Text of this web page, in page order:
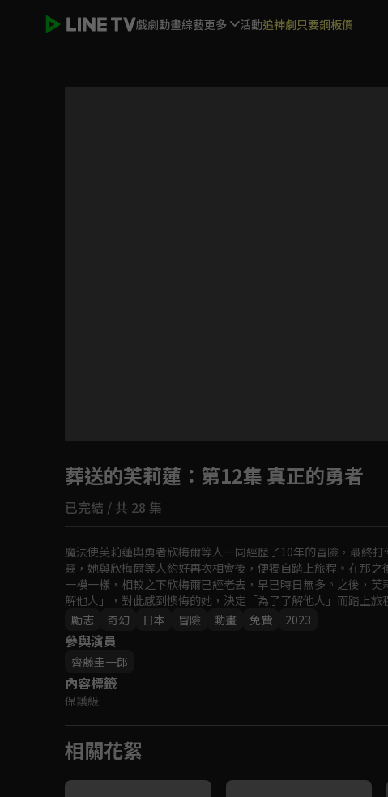
戲劇動畫綜藝更多 活動追神劇只要銅板價
如有不便請見諒
葬送的芙莉蓮 ：第12集 真正的勇者
已完結 / 共 28 集
魔法使芙莉蓮與勇者欣梅爾等人一同經歷了10年的冒險，最終
靈，她與欣梅爾等人約好再次相會後，便獨自踏上旅程。在那
一模一樣，相較之下欣梅爾已經老去，早已時日無多。之後，
解他人」，對此感到懊悔的她，決定「為了了解他人」而踏上
前方等著她。
勵志
奇幻 日本 冒險 動畫 免費 2023
參與演員
齊藤圭一郎
內容標籤
保護級
相關花絮